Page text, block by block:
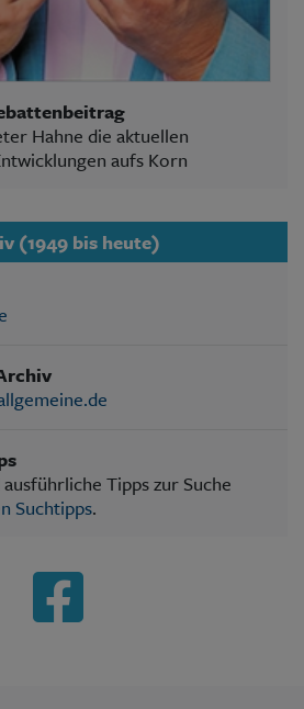
Hahne die aktuellen
aufs Korn
(1949 bis heute)
Tipps zur Suche
Suchtipps.